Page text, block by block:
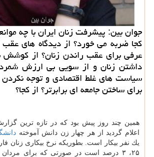
جوان بین: پیشرفت زنان ایران با چه
كجا ضربه می خورد؟ از دیدگاه های عقب
عرفی برای عقب راندن زنان؟ از كوشش
داشتن زنان و از سویی بی ارزش
سیاست های غلط اقتصادی و توجه
برای ساختن جامعه ای برابرتر؟ از كجا؟
همین چند روز پیش بود كه در تازه ترین
اعلام گردید از هر چهار زن دانش آموخته
یك نفر بیكار است. بطوریكه نرخ بیكاری زنان